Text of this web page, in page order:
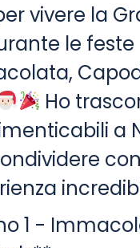
vivere la
le feste
Ho
a
1 -